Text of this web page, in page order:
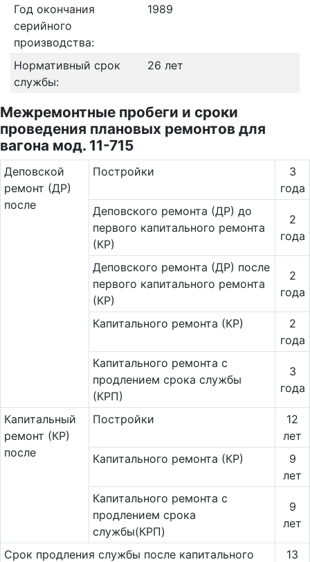
Год окончания
серийного
производства:
1989
Нормативный срок
службы:
26 лет
Межремонтные пробеги и сроки
проведения плановых ремонтов для
вагона мод. 11-715
Де­повс­кой
ремонт (ДР)
после
Постройки
3
года
Деповского ремонта (ДР) до
первого капитального ремонта
(КР)
2
года
Деповского ремонта (ДР) после
первого капитального ремонта
(КР)
2
года
Капитального ремонта (КР)
2
года
Ка­питального ремонта с
продлением срока службы
(КРП)
3
года
Ка­пи­таль­ный
ремонт (КР)
после
Постройки
12
лет
Капитального ремонта (КР)
9
лет
Капитального ремонта с
продлением срока
службы(КРП)
9
лет
Срок продления службы после капитального
13